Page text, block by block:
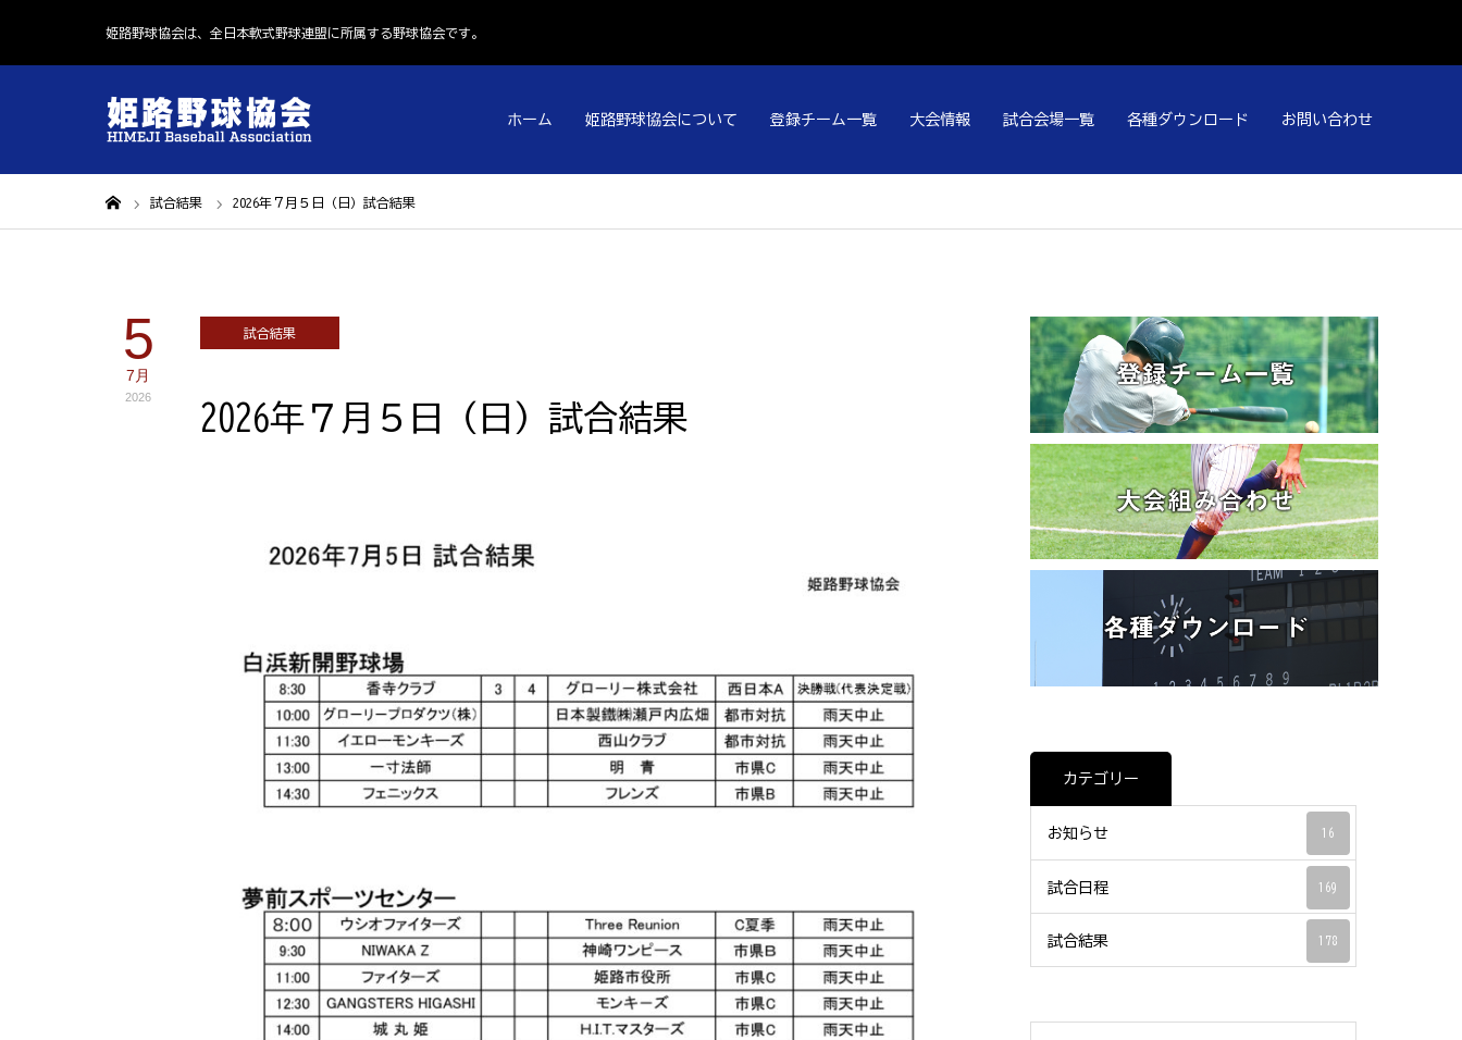
姫路野球協会は、全日本軟式野球連盟に所属する野球協会です。
ホーム 姫路野球協会について 登録チーム一覧 大会情報 試合会場一覧 各種ダウンロード お問い合わせ
試合結果 2026年７月５日（日）試合結果
5
7月
2026
試合結果
2026年７月５日（日）試合結果
カテゴリー
お知らせ 16
試合日程 169
試合結果 178